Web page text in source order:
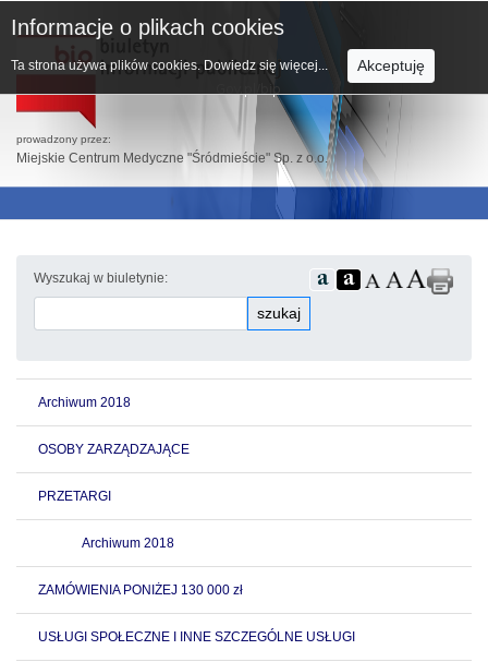
prowadzony przez:
Miejskie Centrum Medyczne "Śródmieście" Sp. z o.o.
Wyszukaj w biuletynie:
szukaj
Archiwum 2018
OSOBY ZARZĄDZAJĄCE
PRZETARGI
Archiwum 2018
ZAMÓWIENIA PONIŻEJ 130 000 zł
USŁUGI SPOŁECZNE I INNE SZCZEGÓLNE USŁUGI
Informacje o plikach cookies
Ta strona używa plików cookies. Dowiedz się więcej... Akceptuję